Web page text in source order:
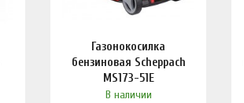
Газонокосилка
бензиновая Scheppach
MS173-51E
В наличии